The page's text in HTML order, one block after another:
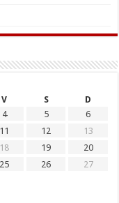
V S
D
4 5
6
11 12
13
18 19
20
25 26
27